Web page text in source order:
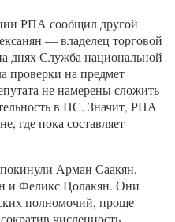
РПА сообщил другой
— владелец торговой
днях Служба национальной
проверки на предмет
не намерены сложить
в НС. Значит, РПА
где пока составляет
Арман Саакян,
и Феликс Цолакян. Они
полномочий, проще
численность